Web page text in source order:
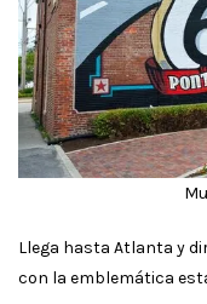
Llega hasta Atlanta y
con la emblemática